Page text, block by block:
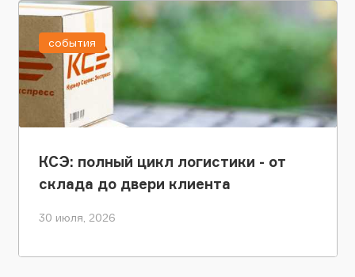
КСЭ: полный цикл логистики - от
склада до двери клиента
30 июля, 2026
события